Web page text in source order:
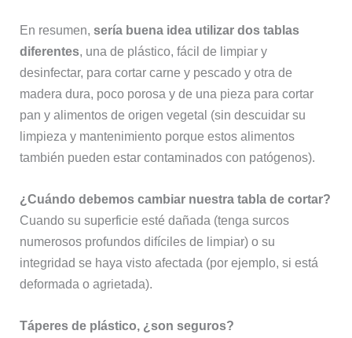
En resumen,sería buena idea utilizar dos tablas
diferentes , una de plástico, fácil de limpiar y
desinfectar, para cortar carne y pescado y otra de
madera dura, poco porosa y de una pieza para cortar
pan y alimentos de origen vegetal (sin descuidar su
limpieza y mantenimiento porque estos alimentos
también pueden estar contaminados con patógenos).
¿Cuándo debemos cambiar nuestra tabla de cortar?
Cuando su superficie esté dañada (tenga surcos
numerosos profundos difíciles de limpiar) o su
integridad se haya visto afectada (por ejemplo, si está
deformada o agrietada).
Táperes de plástico, ¿son seguros?